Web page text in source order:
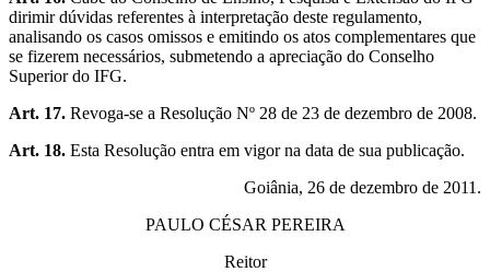
dirimir dúvidas referentes à interpretação deste regulamento,
analisando os casos omissos e emitindo os atos complementares que
se fizerem necessários, submetendo a apreciação do Conselho
Superior do IFG.
Art. 17. Revoga-se a Resolução Nº 28 de 23 de dezembro de 2008.
Art. 18. Esta Resolução entra em vigor na data de sua publicação.
Goiânia, 26 de dezembro de 2011.
PAULO CÉSAR PEREIRA
Reitor